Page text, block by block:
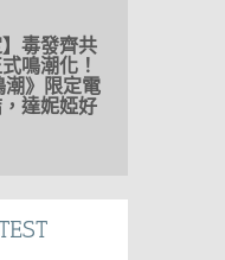
】毒發齊共
鳴潮化！
潮》限定電
達妮婭好